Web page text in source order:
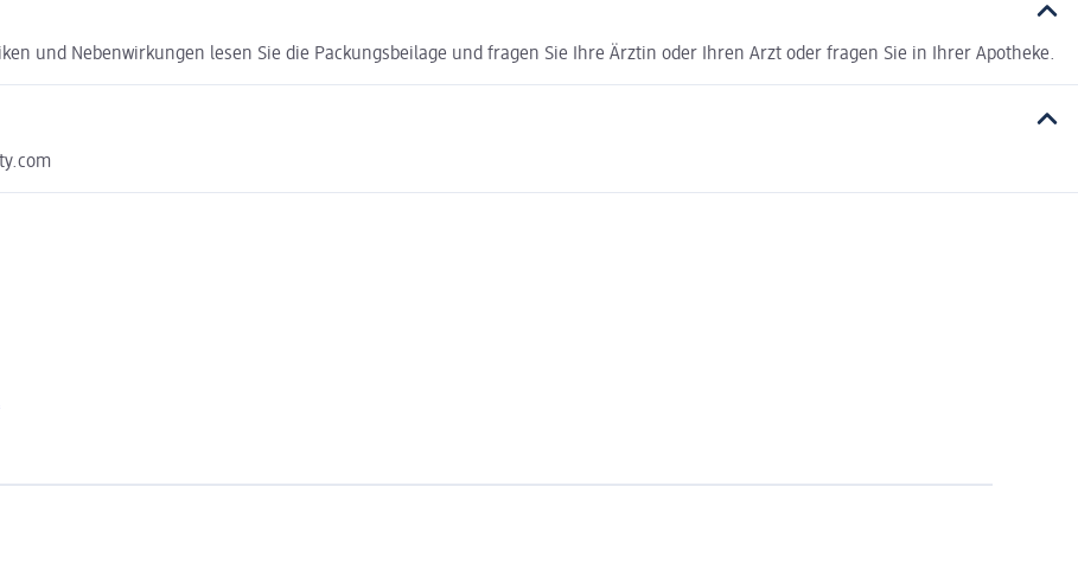
und Nebenwirkungen lesen Sie die Packungsbeilage und fragen Sie Ihre Ärztin oder Ihren Arzt oder fragen Sie in Ihrer Apotheke.